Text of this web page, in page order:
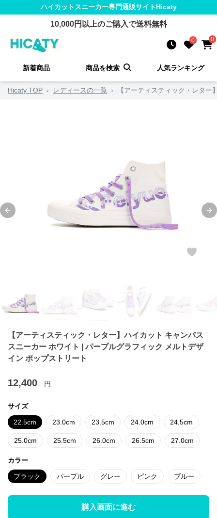
ハイカットスニーカー専門通販サイトHicaty
10,000円以上のご購入で送料無料
0 0
新着商品 商品を検索 人気ランキング
Hicaty TOP › レディースの一覧 › 【アーティスティック・レタ
Previous slide
【アーティスティック・レター】ハイカット キャンバス
スニーカー ホワイト | パープルグラフィック メルトデザ
イン ポップストリート
12,400 円
サイズ
22.5cm 23.0cm 23.5cm 24.0cm 24.5cm
25.0cm 25.5cm 26.0cm 26.5cm 27.0cm
カラー
ブラック パープル グレー ピンク ブルー
購入画面に進む